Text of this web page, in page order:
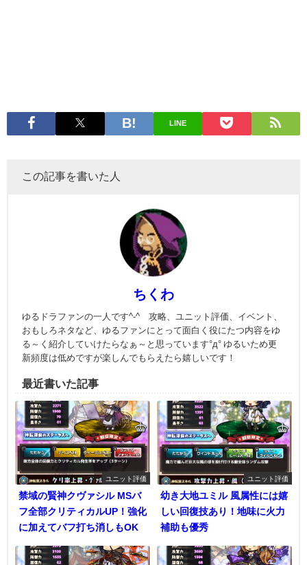
LINE
この記事を書いた人
ちくわ
ゆるドラファンの一人です^-^ 攻略、ユニット評価、イベント、
おもしろネタなど、ゆるファンにとって面白く役にたつ内容をゆ
る～く紹介していけたらなぁ～と思っています°д° ゆるいため更
新頻度は低めですが楽しんでもらえたら嬉しいです！
最近書いた記事
ユニット評価
禁域の賢神クヴァシル MSバ
フ全部クリティカルUP！強化
に加えてバフ打ち消しもOK
ユニット評価
幼き大地ユミル 風属性には嬉
しい回復技あり！地味に火力
補助も優秀